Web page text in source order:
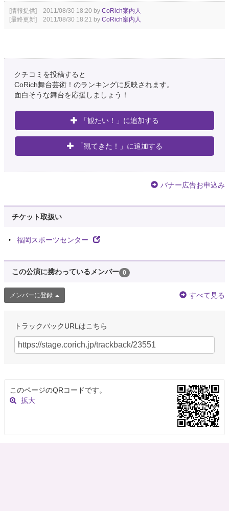
[情報提供] 2011/08/30 18:20 by CoRich案内人
[最終更新] 2011/08/30 18:21 by CoRich案内人
クチコミを投稿すると
CoRich舞台芸術！のランキングに反映されます。
面白そうな舞台を応援しましょう！
「観たい！」に追加する
「観てきた！」に追加する
バナー広告お申込み
チケット取扱い
福岡スポーツセンター
この公演に携わっているメンバー 0
メンバーに登録 すべて見る
トラックバックURLはこちら
このページのQRコードです。
拡大